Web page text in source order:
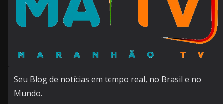
Seu Blog de notícias em tempo real, no Brasil e no
Mundo.